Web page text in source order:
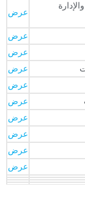
عرض
عرض
عرض
عرض
عرض
عرض
عرض
عرض
عرض
عرض